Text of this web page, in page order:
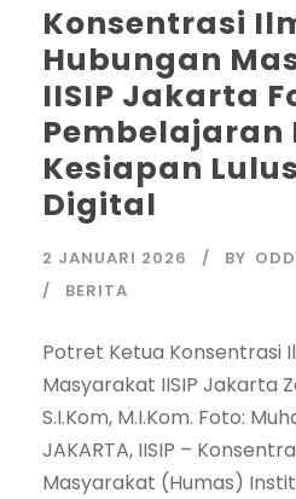
Konsentrasi
Hubungan
IISIP Jakarta
Pembelajaran
Kesiapan
Digital
2 JANUARI 2026 BY
BERITA
Potret Ketua Konsentrasi
Masyarakat IISIP Jakarta
S.I.Kom, M.I.Kom. Foto:
JAKARTA, IISIP –
Masyarakat (Humas)